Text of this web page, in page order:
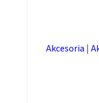
Akcesoria |